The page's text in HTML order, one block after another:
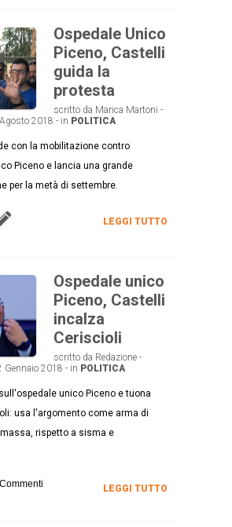
Ospedale Unico
Piceno, Castelli
guida la
protesta
scritto da Marica Martoni -
2018 - in POLITICA
con la mobilitazione contro
Piceno e lancia una grande
per la metà di settembre.
LEGGI TUTTO
Ospedale unico
Piceno, Castelli
incalza
Ceriscioli
scritto da Redazione -
Gennaio 2018 - in POLITICA
unico Piceno e tuona
usa l'argomento come arma di
rispetto a sisma e
LEGGI TUTTO